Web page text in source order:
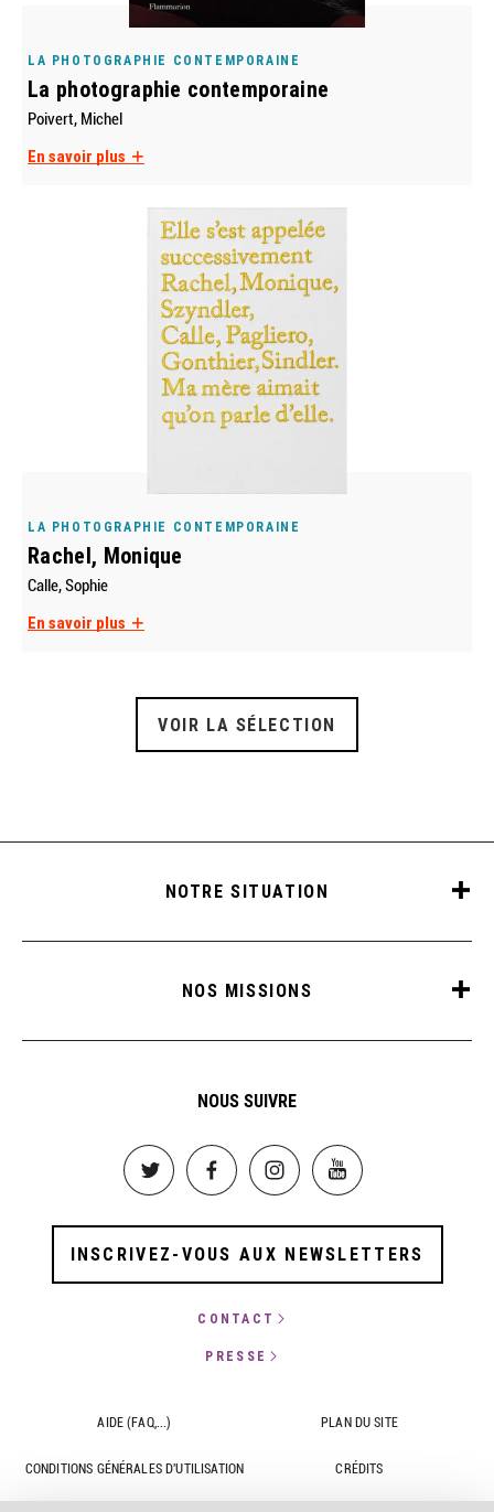
LA PHOTOGRAPHIE CONTEMPORAINE
La photographie contemporaine
Poivert, Michel
En savoir plus
LA PHOTOGRAPHIE CONTEMPORAINE
Rachel, Monique
Calle, Sophie
En savoir plus
VOIR LA SÉLECTION
NOTRE SITUATION
NOS MISSIONS
NOUS SUIVRE
Image Image Image Image
INSCRIVEZ-VOUS AUX NEWSLETTERS
CONTACT
PRESSE
AIDE (FAQ,...) PLAN DU SITE
CONDITIONS GÉNÉRALES D'UTILISATION CRÉDITS